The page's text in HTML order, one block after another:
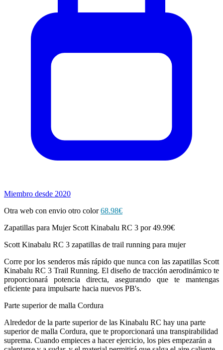
Miembro desde 2020
Otra web con envio otro color68.98€
Zapatillas para Mujer Scott Kinabalu RC 3 por 49.99€
Scott Kinabalu RC 3 zapatillas de trail running para mujer
Corre por los senderos más rápido que nunca con las zapatillas Scott
Kinabalu RC 3 Trail Running. El diseño de tracción aerodinámico te
proporcionará potencia directa, asegurando que te mantengas
eficiente para impulsarte hacia nuevos PB's.
Parte superior de malla Cordura
Alrededor de la parte superior de las Kinabalu RC hay una parte
superior de malla Cordura, que te proporcionará una transpirabilidad
suprema. Cuando empieces a hacer ejercicio, los pies empezarán a